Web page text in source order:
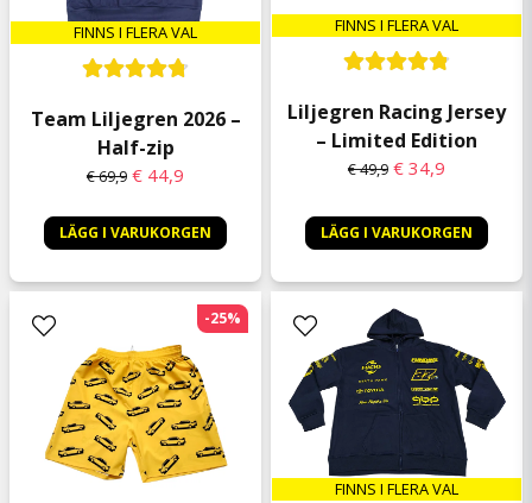
Andreas
3 kuukautta sitten
Så jäkla snygg älskar denna tsirt
FINNS I FLERA VAL
Team Liljegren 2026 –
Half-zip
€ 69,9 € 44,9
LÄGG I VARUKORGEN
FINNS I FLERA VAL
Liljegren Racing Jersey
– Limited Edition
€ 49,9 € 34,9
LÄGG I VARUKORGEN
-25%
FINNS I FLERA VAL